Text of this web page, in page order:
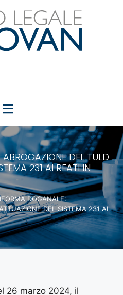
DEL TULD
231 AI REATI IN
DOGANALE:
DEL SISTEMA 231 AI
26 marzo 2024, il